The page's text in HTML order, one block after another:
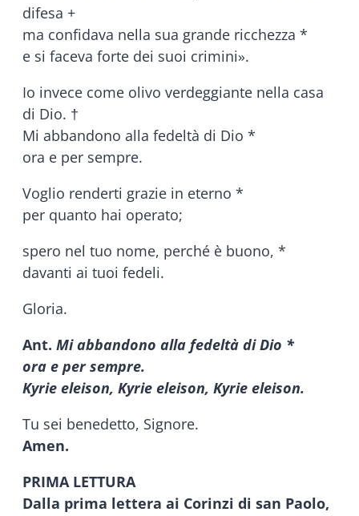
difesa +
ma confidava nella sua grande ricchezza *
e si faceva forte dei suoi crimini».
Io invece come olivo verdeggiante nella casa
di Dio. †
Mi abbandono alla fedeltà di Dio *
ora e per sempre.
Voglio renderti grazie in eterno *
per quanto hai operato;
spero nel tuo nome, perché è buono, *
davanti ai tuoi fedeli.
Gloria.
Ant. Mi abbandono alla fedeltà di Dio *
ora e per sempre.
Kyrie eleison, Kyrie eleison, Kyrie eleison.
Tu sei benedetto, Signore.
Amen.
PRIMA LETTURA
Dalla prima lettera ai Corinzi di san Paolo,